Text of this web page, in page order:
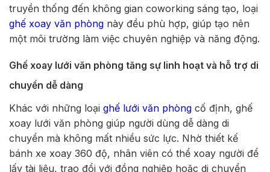
truyền thống đến không gian coworking sáng tạo, loại
ghế xoay văn phòng này đều phù hợp, giúp tạo nên
một môi trường làm việc chuyên nghiệp và năng động.
Ghế xoay lưới văn phòng tăng sự linh hoạt và hỗ trợ di
chuyển dễ dàng
Khác với những loại ghế lưới văn phòng cố định, ghế
xoay lưới văn phòng giúp người dùng dễ dàng di
chuyển mà không mất nhiều sức lực. Nhờ thiết kế
bánh xe xoay 360 độ, nhân viên có thể xoay người để
lấy tài liệu, trao đổi với đồng nghiệp hoặc di chuyển